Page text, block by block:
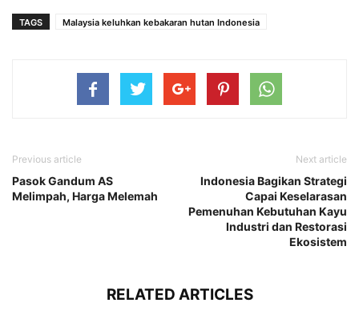
TAGS Malaysia keluhkan kebakaran hutan Indonesia
Previous article
Pasok Gandum AS
Melimpah, Harga Melemah
Next article
Indonesia Bagikan Strategi
Capai Keselarasan
Pemenuhan Kebutuhan Kayu
Industri dan Restorasi
Ekosistem
RELATED ARTICLES